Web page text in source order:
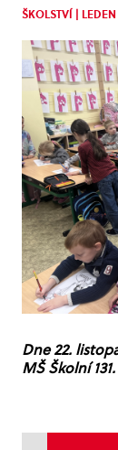
ŠKOLSTVÍ |
Dne 22.
MŠ Školní 131.